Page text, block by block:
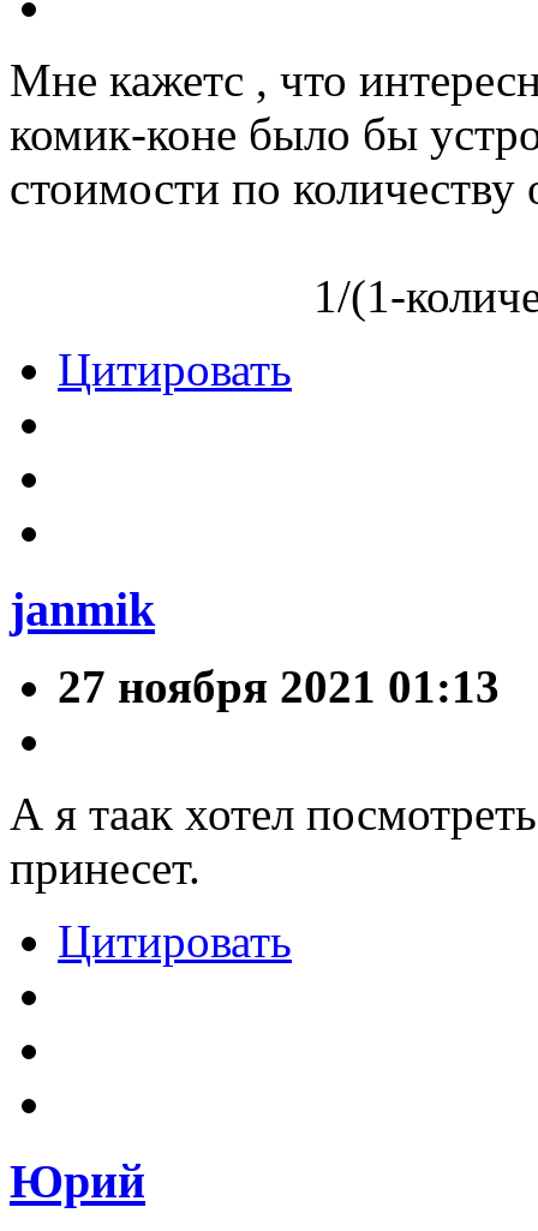
Мне кажетс , что
комик-коне было бы
стоимости по количеству
1/(1-
Цитировать
janmik
27 ноября 2021 01:13
А я таак хотел
принесет.
Цитировать
Юрий